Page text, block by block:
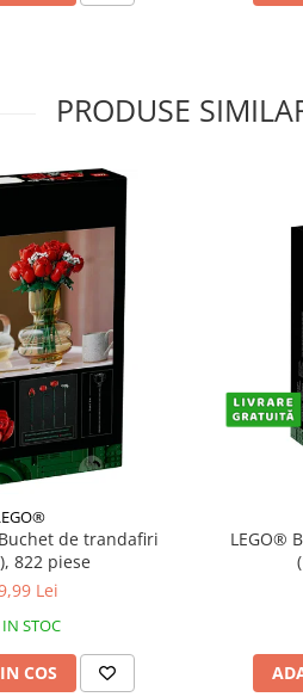
PRODUSE
de trandafiri
822 piese
Lei
IN STOC
COS
LEGO®